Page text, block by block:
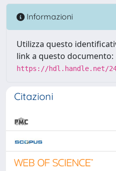
Informazioni
Utilizza questo
link a questo documento:
https://hdl.handle.net/
Citazioni